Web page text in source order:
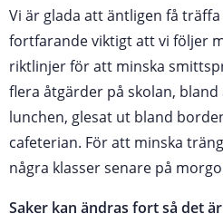
Vi är glada att äntligen få
fortfarande viktigt att vi följer
riktlinjer för att minska
flera åtgärder på skolan,
lunchen, glesat ut bland
cafeterian. För att minska
några klasser senare på
Saker kan ändras fort så det